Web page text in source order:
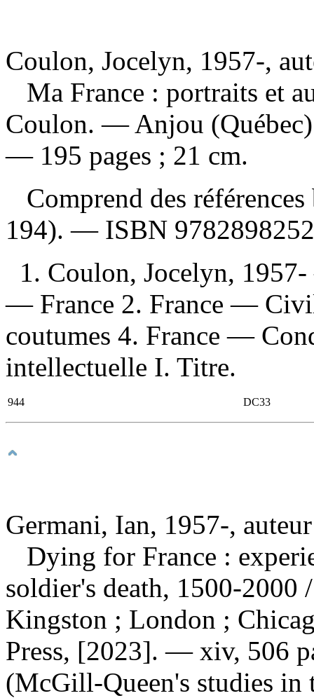
Coulon, Jocelyn, 1957-,
Ma France : portraits et
Coulon. — Anjou
— 195 pages ; 21 cm.
Comprend des
194). — ISBN
1. Coulon, Jocelyn,
— France 2. France —
coutumes 4. France —
intellectuelle I. Titre.
944 DC33
Germani, Ian, 1957-, auteur
Dying for France :
soldier's death, 1500-2000
Kingston ; London ;
Press, [2023]. — xiv, 506
(McGill-Queen's studies in